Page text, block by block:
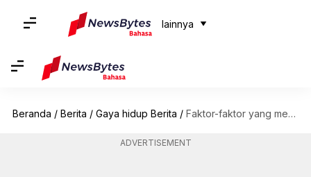
lainnya
Beranda / Berita / Gaya hidup Berita / Faktor-faktor yang membentuk masa depan industri fesyen yang dinamis di tahun 2024
ADVERTISEMENT